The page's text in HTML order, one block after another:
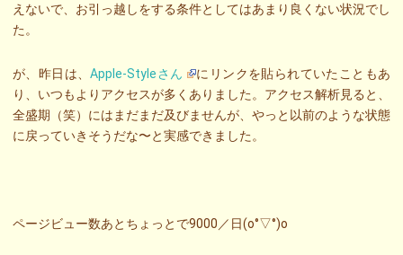
えないで、お引っ越しをする条件としてはあまり良くない状況でし
た。
が、昨日は、Apple-Styleさん
にリンクを貼られていたこともあ
り、いつもよりアクセスが多くありました。アクセス解析見ると、
全盛期（笑）にはまだまだ及びませんが、やっと以前のような状態
に戻っていきそうだな〜と実感できました。
ページビュー数あとちょっとで9000／日(o°▽°)o